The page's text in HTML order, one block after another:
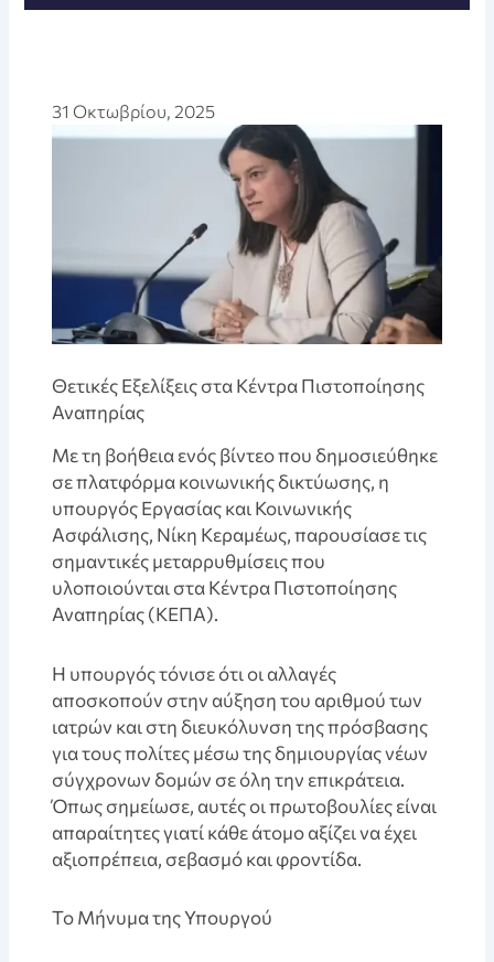
31 Οκτωβρίου, 2025
Θετικές Εξελίξεις στα Κέντρα Πιστοποίησης
Αναπηρίας
Με τη βοήθεια ενός βίντεο που δημοσιεύθηκε
σε πλατφόρμα κοινωνικής δικτύωσης, η
υπουργός Εργασίας και Κοινωνικής
Ασφάλισης, Νίκη Κεραμέως, παρουσίασε τις
σημαντικές μεταρρυθμίσεις που
υλοποιούνται στα Κέντρα Πιστοποίησης
Αναπηρίας (ΚΕΠΑ).
Η υπουργός τόνισε ότι οι αλλαγές
αποσκοπούν στην αύξηση του αριθμού των
ιατρών και στη διευκόλυνση της πρόσβασης
για τους πολίτες μέσω της δημιουργίας νέων
σύγχρονων δομών σε όλη την επικράτεια.
Όπως σημείωσε, αυτές οι πρωτοβουλίες είναι
απαραίτητες γιατί κάθε άτομο αξίζει να έχει
αξιοπρέπεια, σεβασμό και φροντίδα.
Το Μήνυμα της Υπουργού